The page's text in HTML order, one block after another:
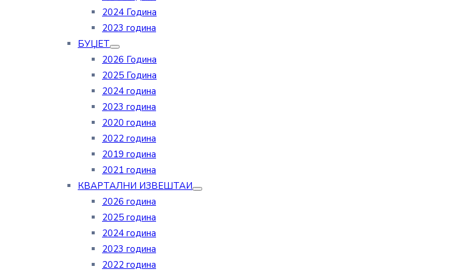
2024 Година
2023 година
БУЏЕТ
2026 Година
2025 Година
2024 година
2023 година
2020 година
2022 година
2019 година
2021 година
КВАРТАЛНИ ИЗВЕШТАИ
2026 година
2025 година
2024 година
2023 година
2022 година